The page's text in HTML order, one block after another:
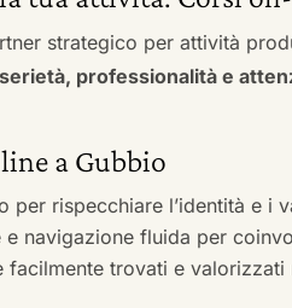
strategico per attività
serietà, professionalità e
a Gubbio
per rispecchiare l’identità e i
e navigazione fluida per
facilmente trovati e